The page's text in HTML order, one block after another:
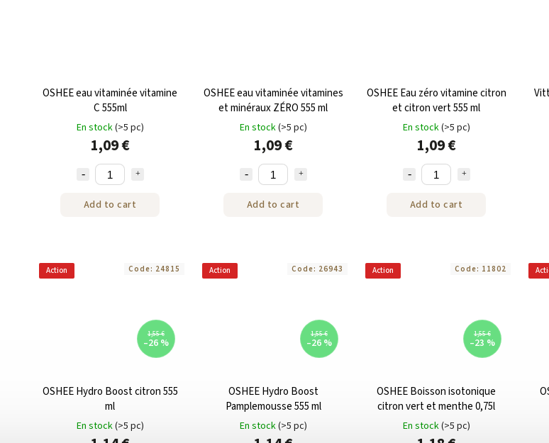
OSHEE eau vitaminée vitamine
C 555ml
En stock(>5 pc)
1,09 €
Add to cart
OSHEE eau vitaminée vitamines
et minéraux ZÉRO 555 ml
En stock(>5 pc)
1,09 €
Add to cart
OSHEE Eau zéro vitamine citron
et citron vert 555 ml
En stock(>5 pc)
1,09 €
Add to cart
Action
1,55 €
–26 %
OSHEE Hydro Boost citron 555
ml
En stock(>5 pc)
Code: 24815 Action
1,55 €
–26 %
OSHEE Hydro Boost
Pamplemousse 555 ml
En stock(>5 pc)
Code: 26943 Action
1,55 €
–23 %
OSHEE Boisson isotonique
citron vert et menthe 0,75l
En stock(>5 pc)
Code: 11802